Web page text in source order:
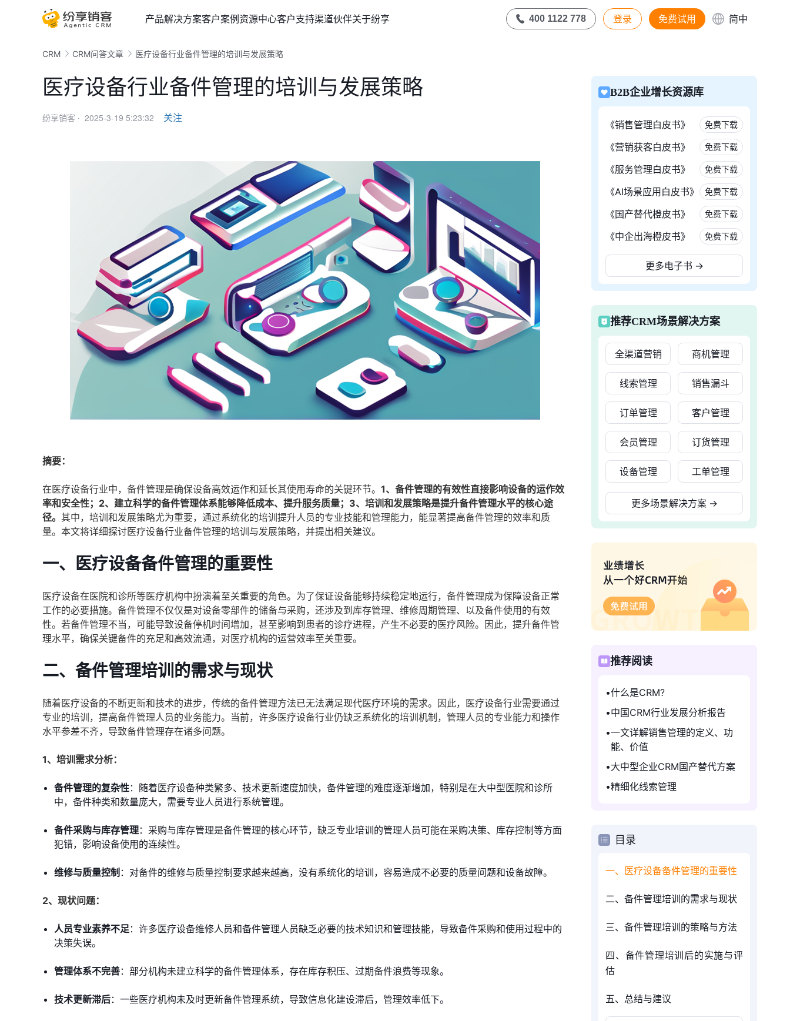
产品解决方案客户案例资源中心客户支持渠道伙伴关于纷享 400 1122 778 登录 免费试用 简中
CRM CRM问答文章 医疗设备行业备件管理的培训与发展策略
医疗设备行业备件管理的培训与发展策略
纷享销客 · 2025-3-19 5:23:32 关注
摘要：
在医疗设备行业中，备件管理是确保设备高效运作和延长其使用寿命的关键环节。 1、备件管理的有效性直接影响设备的运作效
率和安全性；2、建立科学的备件管理体系能够降低成本、提升服务质量；3、培训和发展策略是提升备件管理水平的核心途
径。 其中，培训和发展策略尤为重要，通过系统化的培训提升人员的专业技能和管理能力，能显著提高备件管理的效率和质
量。本文将详细探讨医疗设备行业备件管理的培训与发展策略，并提出相关建议。
一、医疗设备备件管理的重要性
医疗设备在医院和诊所等医疗机构中扮演着至关重要的角色。为了保证设备能够持续稳定地运行，备件管理成为保障设备正常
工作的必要措施。备件管理不仅仅是对设备零部件的储备与采购，还涉及到库存管理、维修周期管理、以及备件使用的有效
性。若备件管理不当，可能导致设备停机时间增加，甚至影响到患者的诊疗进程，产生不必要的医疗风险。因此，提升备件管
理水平，确保关键备件的充足和高效流通，对医疗机构的运营效率至关重要。
二、备件管理培训的需求与现状
随着医疗设备的不断更新和技术的进步，传统的备件管理方法已无法满足现代医疗环境的需求。因此，医疗设备行业需要通过
专业的培训，提高备件管理人员的业务能力。当前，许多医疗设备行业仍缺乏系统化的培训机制，管理人员的专业能力和操作
水平参差不齐，导致备件管理存在诸多问题。
1、培训需求分析：
备件管理的复杂性：随着医疗设备种类繁多、技术更新速度加快，备件管理的难度逐渐增加，特别是在大中型医院和诊所
中，备件种类和数量庞大，需要专业人员进行系统管理。
备件采购与库存管理：采购与库存管理是备件管理的核心环节，缺乏专业培训的管理人员可能在采购决策、库存控制等方面
犯错，影响设备使用的连续性。
维修与质量控制 ：对备件的维修与质量控制要求越来越高，没有系统化的培训，容易造成不必要的质量问题和设备故障。
2、现状问题：
人员专业素养不足：许多医疗设备维修人员和备件管理人员缺乏必要的技术知识和管理技能，导致备件采购和使用过程中的
决策失误。
管理体系不完善：部分机构未建立科学的备件管理体系，存在库存积压、过期备件浪费等现象。
技术更新滞后：一些医疗机构未及时更新备件管理系统，导致信息化建设滞后，管理效率低下。
B2B企业增长资源库
《销售管理白皮书》 免费下载
《营销获客白皮书》 免费下载
《服务管理白皮书》 免费下载
《AI场景应用白皮书》 免费下载
《国产替代橙皮书》 免费下载
《中企出海橙皮书》 免费下载
更多电子书 →
推荐CRM场景解决方案
全渠道营销 商机管理
线索管理 销售漏斗
订单管理 客户管理
会员管理 订货管理
设备管理 工单管理
更多场景解决方案 →
推荐阅读
什么是CRM?
中国CRM行业发展分析报告
一文详解销售管理的定义、功
能、价值
大中型企业CRM国产替代方案
精细化线索管理
目录
一、医疗设备备件管理的重要性
二、备件管理培训的需求与现状
三、备件管理培训的策略与方法
四、备件管理培训后的实施与评
估
五、总结与建议